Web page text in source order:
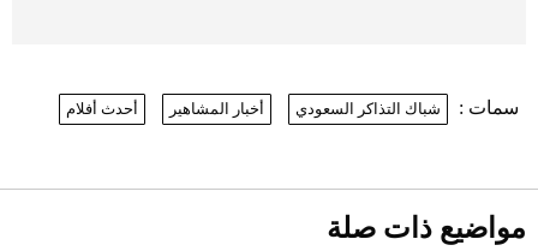
سمات : شباك التذاكر السعودي أخبار المشاهير أحدث أفلام
مواضيع ذات صلة